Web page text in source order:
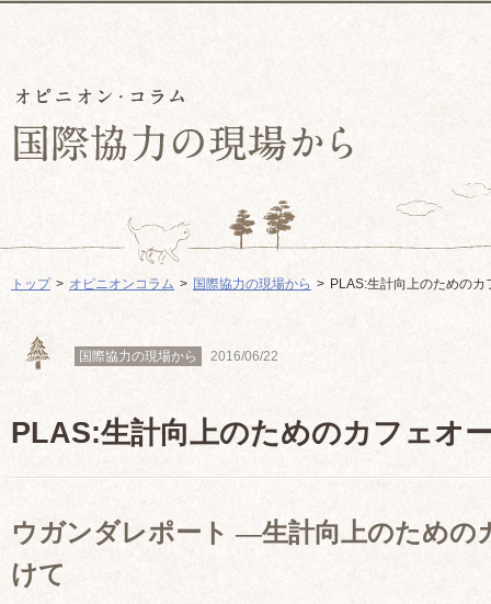
トップ オピニオンコラム 国際協力の現場から PLAS:生計向上のための
国際協力の現場から 2016/06/22
PLAS:生計向上のためのカフェオ
ウガンダレポート ―生計向上のための
けて